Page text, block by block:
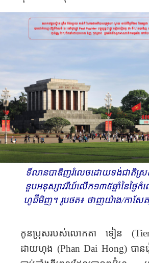
ទីលានបាឌិញ​រំលេច​ដោយទង់ជាតិស្
ខួបអនុស្សាវរីយ៍លើក​១៣៥​ឆ្នាំនៃ​ថ្ងៃ
ហូ​ជីមិញ។ រូបថត៖ ថាញយ៉ាង​/កាសែត
កូនប្រុសរបស់លោកតា ទៀន
ដាយហុង (PhanDai Hong) បាន​